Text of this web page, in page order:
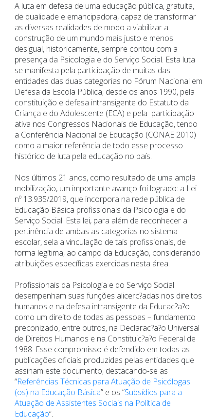
A luta em defesa de uma educação pública, gratuita,
de qualidade e emancipadora, capaz de transformar
as diversas realidades de modo a viabilizar a
construção de um mundo mais justo e menos
desigual, historicamente, sempre contou com a
presença da Psicologia e do Serviço Social. Esta luta
se manifesta pela participação de muitas das
entidades das duas categorias no Fórum Nacional em
Defesa da Escola Pública, desde os anos 1990, pela
constituição e defesa intransigente do Estatuto da
Criança e do Adolescente (ECA) e pela participação
ativa nos Congressos Nacionais de Educação, tendo
a Conferência Nacional de Educação (CONAE 2010)
como a maior referência de todo esse processo
histórico de luta pela educação no país.
Nos últimos 21 anos, como resultado de uma ampla
mobilização, um importante avanço foi logrado: a Lei
nº 13.935/2019, que incorpora na rede pública de
Educação Básica profissionais da Psicologia e do
Serviço Social. Esta lei, para além de reconhecer a
pertinência de ambas as categorias no sistema
escolar, sela a vinculação de tais profissionais, de
forma legítima, ao campo da Educação, considerando
atribuições específicas exercidas nesta área.
Profissionais da Psicologia e do Serviço Social
desempenham suas funções alicerc?adas nos direitos
humanos e na defesa intransigente da Educac?a?o
como um direito de todas as pessoas – fundamento
preconizado, entre outros, na Declarac?a?o Universal
de Direitos Humanos e na Constituic?a?o Federal de
1988. Esse compromisso é defendido em todas as
publicações oficiais produzidas pelas entidades que
assinam este documento, destacando-se as
“Referências Técnicas para Atuação de Psicólogas
(os) na Educação Básica” e os “Subsídios para a
Atuação de Assistentes Sociais na Política de
Educação“.